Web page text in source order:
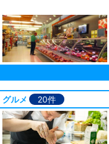
グルメ 20件